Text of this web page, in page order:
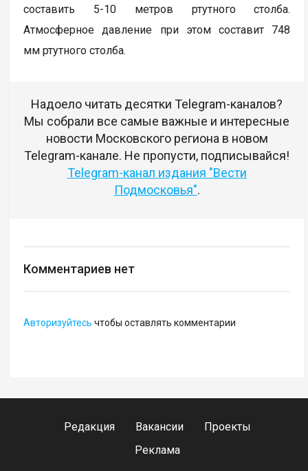
составить 5-10 метров ртутного столба.
Атмосферное давление при этом составит 748
мм ртутного столба.
Надоело читать десятки Telegram-каналов?
Мы собрали все самые важные и интересные
новости Московского региона в новом
Telegram-канале. Не пропусти, подписывайся!
Telegram-канал издания "Вести
Подмосковья".
Комментариев нет
Авторизуйтесь чтобы оставлять комментарии
Редакция Вакансии
Проекты
Реклама